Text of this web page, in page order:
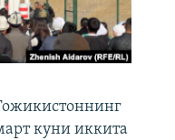
куни иккита